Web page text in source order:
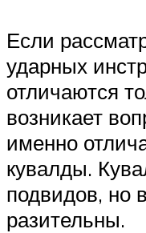
Если
ударных
отличаются
возникает
именно
кувалды.
подвидов, но
разительны.